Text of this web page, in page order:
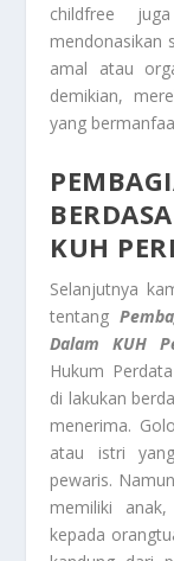
childfree
mendonasikan
amal atau
demikian,
yang
KUH
Selanjutnya
tentang
Dalam KUH
Hukum
di lakukan
menerima.
atau istri
pewaris.
memiliki
kepada